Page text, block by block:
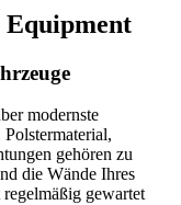
modernste
gehören zu
die Wände Ihres
gewartet